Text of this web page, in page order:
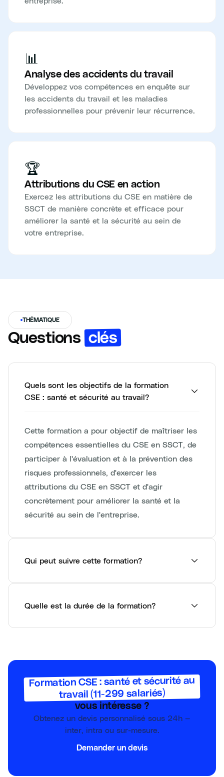
📊
Analyse des accidents du travail
Développez vos compétences en enquête sur
les accidents du travail et les maladies
professionnelles pour prévenir leur récurrence.
🏆
Attributions du CSE en action
Exercez les attributions du CSE en matière de
SSCT de manière concrète et efficace pour
améliorer la santé et la sécurité au sein de
votre entreprise.
THÉMATIQUE
Questions clés
Quels sont les objectifs de la formation
CSE : santé et sécurité au travail?
Cette formation a pour objectif de maîtriser les
compétences essentielles du CSE en SSCT, de
participer à l'évaluation et à la prévention des
risques professionnels, d'exercer les
attributions du CSE en SSCT et d'agir
concrètement pour améliorer la santé et la
sécurité au sein de l'entreprise.
Qui peut suivre cette formation?
Quelle est la durée de la formation?
Formation CSE : santé et sécurité au
travail (11-299 salariés)
vous intéresse ?
Obtenez un devis personnalisé sous 24h —
inter, intra ou sur-mesure.
Demander un devis